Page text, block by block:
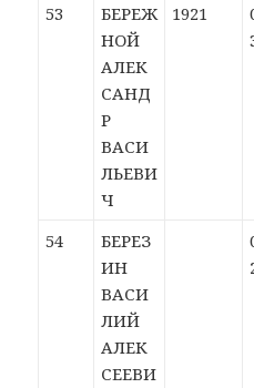
53
БЕРЕЖ
НОЙ
АЛЕК
САНД
Р
ВАСИ
ЛЬЕВИ
Ч
1921
54
БЕРЕЗ
ИН
ВАСИ
ЛИЙ
АЛЕК
СЕЕВИ